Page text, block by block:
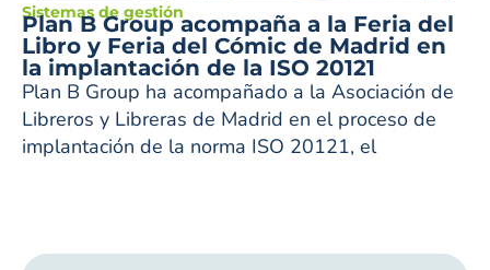
Sistemas de gestión
Plan B Group acompaña a la Feria del
Libro y Feria del Cómic de Madrid en
la implantación de la ISO 20121
Plan B Group ha acompañado a la Asociación de
Libreros y Libreras de Madrid en el proceso de
implantación de la norma ISO 20121, el